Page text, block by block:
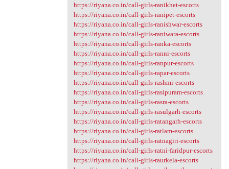
https://riyana.co.in/call-girls-ranikhet-escorts
https://riyana.co.in/call-girls-ranipet-escorts
https://riyana.co.in/call-girls-ranishwar-escorts
https://riyana.co.in/call-girls-raniwara-escorts
https://riyana.co.in/call-girls-ranka-escorts
https://riyana.co.in/call-girls-ranni-escorts
https://riyana.co.in/call-girls-ranpur-escorts
https://riyana.co.in/call-girls-rapar-escorts
https://riyana.co.in/call-girls-rashmi-escorts
https://riyana.co.in/call-girls-rasipuram-escorts
https://riyana.co.in/call-girls-rasra-escorts
https://riyana.co.in/call-girls-rasulgarh-escorts
https://riyana.co.in/call-girls-ratangarh-escorts
https://riyana.co.in/call-girls-ratlam-escorts
https://riyana.co.in/call-girls-ratnagiri-escorts
https://riyana.co.in/call-girls-ratni-faridpur-escorts
https://riyana.co.in/call-girls-raurkela-escorts